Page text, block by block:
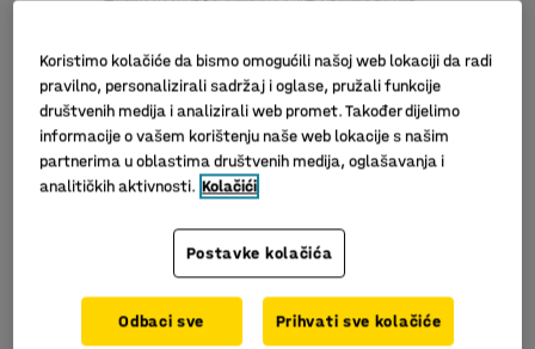
Galvanizirani kontejner
Sa 4 stranice
2 stranice na zaključavanje i gornja ploča
Koristimo kolačiće da bismo omogućili našoj web lokaciji da radi
pravilno, personalizirali sadržaj i oglase, pružali funkcije
društvenih medija i analizirali web promet. Također dijelimo
informacije o vašem korištenju naše web lokacije s našim
partnerima u oblastima društvenih medija, oglašavanja i
analitičkih aktivnosti. Kolačići
Postavke kolačića
Odbaci sve Prihvati sve kolačiće